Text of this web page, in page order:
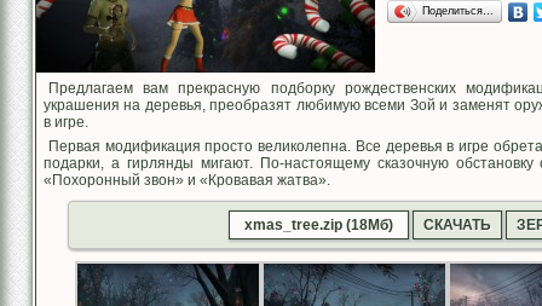
Поделиться…
Предлагаем вам прекрасную подборку рождественских
украшения на деревья, преобразят любимую всеми Зой и заменят
в игре.
Первая модификация просто великолепна. Все деревья в игре
подарки, а гирлянды мигают. По-настоящему сказочную
«Похоронный звон» и «Кровавая жатва».
xmas_tree.zip (18Мб) СКАЧАТЬ